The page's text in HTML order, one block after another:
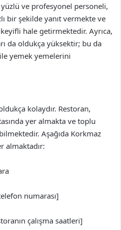
ve profesyonel personeli,
bir şekilde yanıt vermekte ve
hale getirmektedir. Ayrıca,
da oldukça yüksektir; bu da
yemek yemelerini
kolaydır. Restoran,
yer almakta ve toplu
Aşağıda Korkmaz
almaktadır:
numarası]
çalışma saatleri]